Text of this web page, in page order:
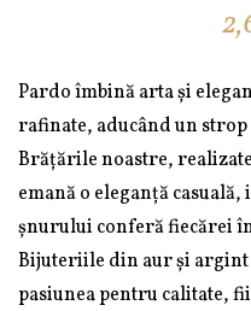
Pardo îmbină arta și
rafinate, aducând un
Brățările noastre,
emană o eleganță
șnurului conferă fiecărei
Bijuteriile din aur și
pasiunea pentru calitate,